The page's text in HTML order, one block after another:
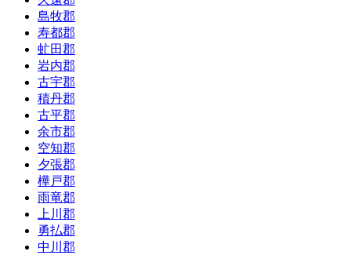
島牧郡
寿都郡
虻田郡
岩内郡
古宇郡
積丹郡
古平郡
余市郡
空知郡
夕張郡
樺戸郡
雨竜郡
上川郡
勇払郡
中川郡